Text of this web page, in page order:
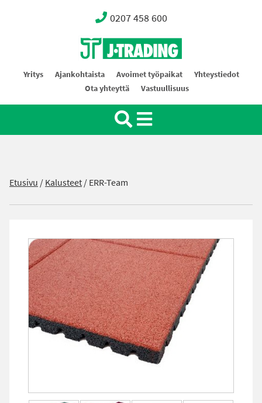
0207 458 600
Oy J-Trading Ab
Yritys Ajankohtaista Avoimet työpaikat
Yhteystiedot
Ota yhteyttä
Vastuullisuus
Etusivu /Kalusteet/ERR-Team